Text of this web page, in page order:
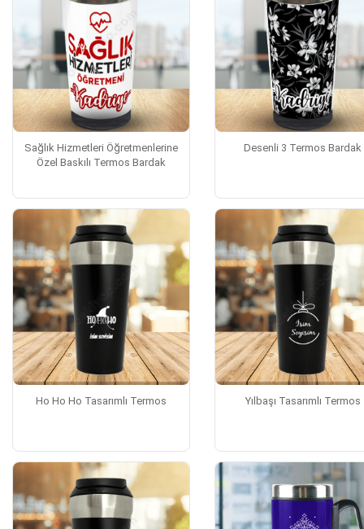
Sağlık Hizmetleri Öğretmenlerine
Özel Baskılı Termos Bardak
Desenli 3 Termos Bardak
Ho Ho Ho Tasarımlı Termos Yılbaşı Tasarımlı Termos